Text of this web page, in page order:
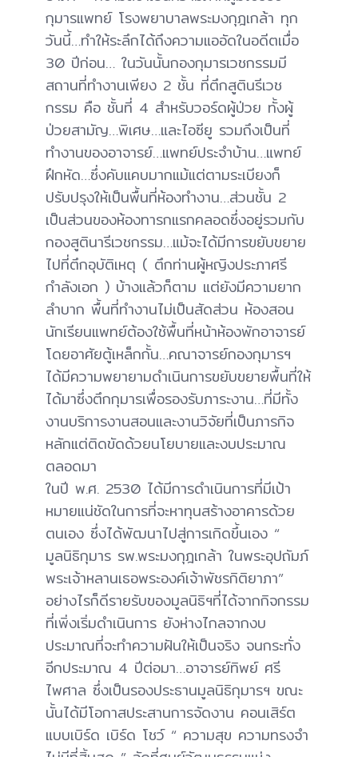
กุมารแพทย์ โรงพยาบาลพระมงกุฎเกล้า ทุก
วันนี้…ทำให้ระลึกได้ถึงความแออัดในอดีตเมื่อ
30 ปีก่อน… ในวันนั้นกองกุมารเวชกรรมมี
สถานที่ทำงานเพียง 2 ชั้น ที่ตึกสูตินรีเวช
กรรม คือ ชั้นที่ 4 สำหรับวอร์ดผู้ป่วย ทั้งผู้
ป่วยสามัญ…พิเศษ…และไอซียู รวมถึงเป็นที่
ทำงานของอาจารย์…แพทย์ประจำบ้าน…แพทย์
ฝึกหัด…ซึ่งคับแคบมากแม้แต่ตามระเบียงก็
ปรับปรุงให้เป็นพื้นที่ห้องทำงาน…ส่วนชั้น 2
เป็นส่วนของห้องทารกแรกคลอดซึ่งอยู่รวมกับ
กองสูตินารีเวชกรรม…แม้จะได้มีการขยับขยาย
ไปที่ตึกอุบัติเหตุ ( ตึกท่านผู้หญิงประภาศรี
กำลังเอก ) บ้างแล้วก็ตาม แต่ยังมีความยาก
ลำบาก พื้นที่ทำงานไม่เป็นสัดส่วน ห้องสอน
นักเรียนแพทย์ต้องใช้พื้นที่หน้าห้องพักอาจารย์
โดยอาศัยตู้เหล็กกั้น…คณาจารย์กองกุมารฯ
ได้มีความพยายามดำเนินการขยับขยายพื้นที่ให้
ได้มาซึ่งตึกกุมารเพื่อรองรับภาระงาน…ที่มีทั้ง
งานบริการงานสอนและงานวิจัยที่เป็นภารกิจ
หลักแต่ติดขัดด้วยนโยบายและงบประมาณ
ตลอดมา
ในปี พ.ศ. 2530 ได้มีการดำเนินการที่มีเป้า
หมายแน่ชัดในการที่จะหาทุนสร้างอาคารด้วย
ตนเอง ซึ่งได้พัฒนาไปสู่การเกิดขึ้นเอง “
มูลนิธิกุมาร รพ.พระมงกุฎเกล้า ในพระอุปถัมภ์
พระเจ้าหลานเธอพระองค์เจ้าพัชรกิติยาภา”
อย่างไรก็ดีรายรับของมูลนิธิฯที่ได้จากกิจกรรม
ที่เพิ่งเริ่มดำเนินการ ยังห่างไกลจากงบ
ประมาณที่จะทำความฝันให้เป็นจริง จนกระทั่ง
อีกประมาณ 4 ปีต่อมา…อาจารย์ทิพย์ ศรี
ไพศาล ซึ่งเป็นรองประธานมูลนิธิกุมารฯ ขณะ
นั้นได้มีโอกาสประสานการจัดงาน คอนเสิร์ต
แบบเบิร์ด เบิร์ด โชว์ “ ความสุข ความทรงจำ